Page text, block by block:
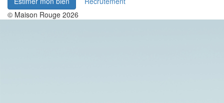
© Maison Rouge 2026